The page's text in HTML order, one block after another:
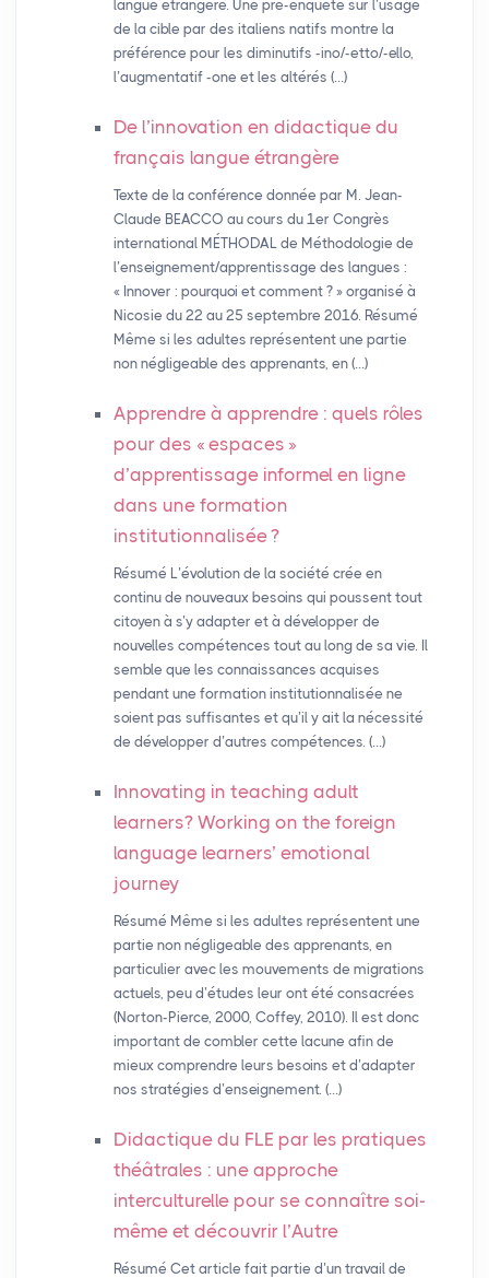
langue étrangère. Une pré-enquête sur l’usage
de la cible par des italiens natifs montre la
préférence pour les diminutifs -ino/-etto/-ello,
l’augmentatif -one et les altérés (…)
De l’innovation en didactique du
français langue étrangère
Texte de la conférence donnée par M. Jean-
Claude BEACCO au cours du 1er Congrès
international MÉTHODAL de Méthodologie de
l’enseignement/apprentissage des langues :
« Innover : pourquoi et comment ? » organisé à
Nicosie du 22 au 25 septembre 2016. Résumé
Même si les adultes représentent une partie
non négligeable des apprenants, en (…)
Apprendre à apprendre : quels rôles
pour des « espaces »
d’apprentissage informel en ligne
dans une formation
institutionnalisée?
Résumé L’évolution de la société crée en
continu de nouveaux besoins qui poussent tout
citoyen à s’y adapter et à développer de
nouvelles compétences tout au long de sa vie. Il
semble que les connaissances acquises
pendant une formation institutionnalisée ne
soient pas suffisantes et qu’il y ait la nécessité
de développer d’autres compétences. (…)
Innovating in teaching adult
learners? Working on the foreign
language learners’ emotional
journey
Résumé Même si les adultes représentent une
partie non négligeable des apprenants, en
particulier avec les mouvements de migrations
actuels, peu d’études leur ont été consacrées
(Norton-Pierce, 2000, Coffey, 2010). Il est donc
important de combler cette lacune afin de
mieux comprendre leurs besoins et d’adapter
nos stratégies d’enseignement. (…)
Didactique du FLE par les pratiques
théâtrales : une approche
interculturelle pour se connaître soi-
même et découvrir l’Autre
Résumé Cet article fait partie d’un travail de